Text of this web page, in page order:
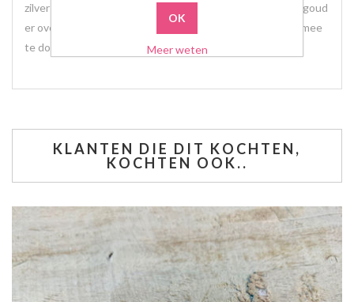
zilver is. Wanneer je voor goud kiest is dit met een laagje goud
er over heen. Door de zuurtegraad van je huid of door er mee
te douche kan het laagje afslijten.
KLANTEN DIE DIT KOCHTEN,
KOCHTEN OOK..
Meer weten